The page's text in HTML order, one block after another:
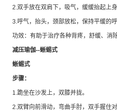
2.双手放在双肩下，吸气，缓缓抬起上身
3.呼气，抬头，颈部放松，保持平缓的呼
功效：有助于治疗各种背疼，舒缓、消除
减压瑜伽--蜥蜴式
蜥蜴式
步骤：
1.跪坐在沙发上，双膝并拢。
2.双臂向前滑动，弯曲手肘，双手握住对